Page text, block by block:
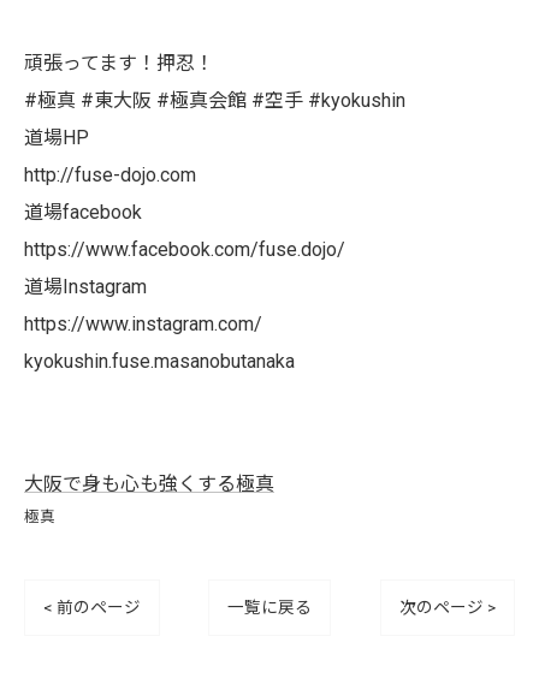
頑張ってます！押忍！
#極真 #東大阪 #極真会館 #空手 #kyokushin
道場HP
http://fuse-dojo.com
道場facebook
https://www.facebook.com/fuse.dojo/
道場Instagram
https://www.instagram.com/
kyokushin.fuse.masanobutanaka
大阪で身も心も強くする極真
極真
< 前のページ 一覧に戻る 次のページ >